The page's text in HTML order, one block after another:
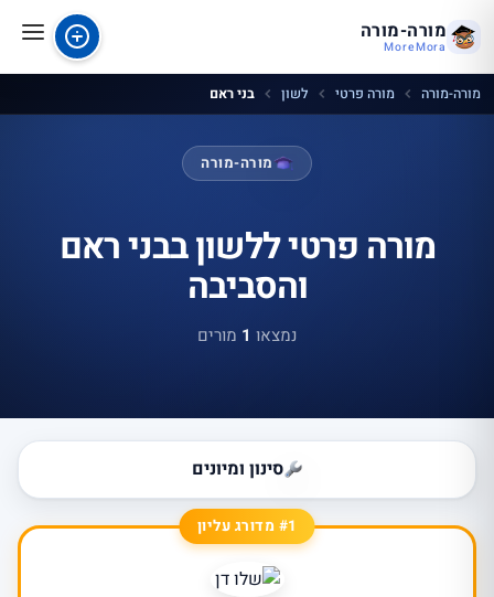
מורה-מורה
MoreMora
מורה-מורה מורה פרטי לשון בני ראם
מורה-מורה
מורה פרטי ללשון בבני ראם
והסביבה
נמצאו 1 מורים
סינון ומיונים
#1 מדורג עליון